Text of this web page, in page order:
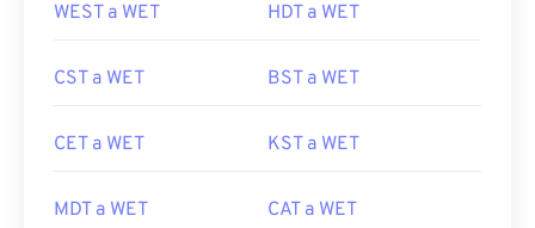
WEST a WET HDT a WET
CST a WET BST a WET
CET a WET KST a WET
MDT a WET CAT a WET